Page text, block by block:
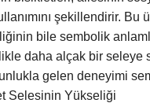
şekillendirir.
bile sembolik
daha alçak bir seleye
gelen deneyimi
Selesinin Yükseliği